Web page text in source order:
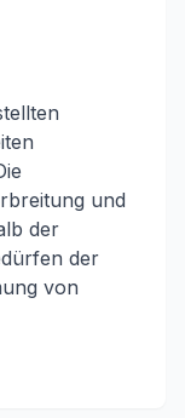
und
der
der
von